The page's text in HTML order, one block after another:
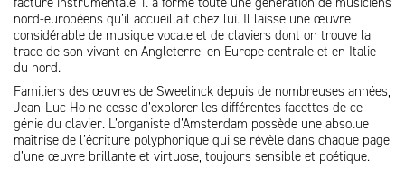
nord-européens qu’il accueillait chez lui. Il laisse une œuvre
considérable de musique vocale et de claviers dont on trouve la
trace de son vivant en Angleterre, en Europe centrale et en Italie
du nord.
Familiers des œuvres de Sweelinck depuis de nombreuses années,
Jean-Luc Ho ne cesse d’explorer les différentes facettes de ce
génie du clavier. L’organiste d’Amsterdam possède une absolue
maîtrise de l’écriture polyphonique qui se révèle dans chaque page
d’une œuvre brillante et virtuose, toujours sensible et poétique.